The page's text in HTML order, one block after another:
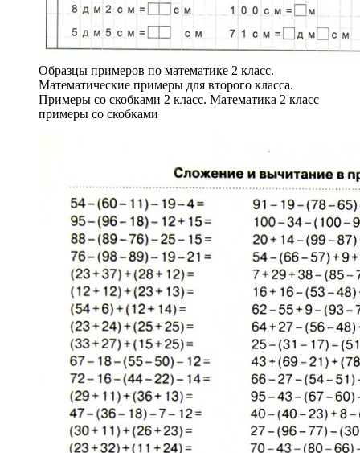
Образцы примеров по математике 2 класс.
Математические примеры для второго класса.
Примеры со скобками 2 класс. Математика 2 класс
примеры со скобками